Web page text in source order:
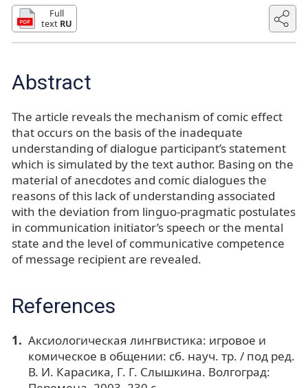
Full
text RU
Abstract
The article reveals the mechanism of comic effect
that occurs on the basis of the inadequate
understanding of dialogue participant’s statement
which is simulated by the text author. Basing on the
material of anecdotes and comic dialogues the
reasons of this lack of understanding associated
with the deviation from linguo-pragmatic postulates
in communication initiator’s speech or the mental
state and the level of communicative competence
of message recipient are revealed.
References
Аксиологическая лингвистика: игровое и
комическое в общении: сб. науч. тр. / под ред.
В. И. Карасика, Г. Г. Слышкина. Волгоград: